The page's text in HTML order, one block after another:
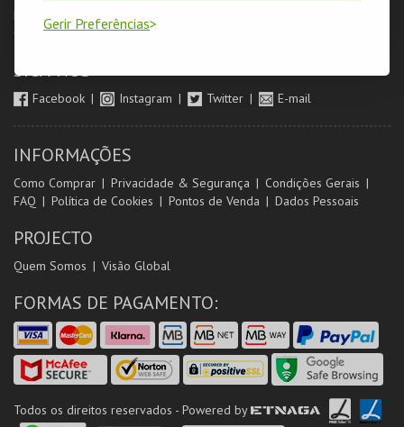
Gerir Preferências
Login & Registo de Clientes
Orientadores de Salas
SIGA-NOS
Facebook Instagram Twitter E-mail
INFORMAÇÕES
Como Comprar Privacidade & Segurança
Condições Gerais
FAQ
Política de Cookies Pontos de Venda Dados Pessoais
PROJECTO
Quem Somos Visão Global
FORMAS DE PAGAMENTO:
Todos os direitos reservados - Powered by ETNAGA